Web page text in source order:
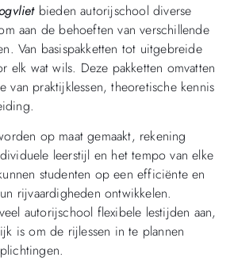
bieden autorijschool diverse
aan de behoeften van verschillende
Van basispakketten tot uitgebreide
elk wat wils. Deze pakketten omvatten
van praktijklessen, theoretische kennis
op maat gemaakt, rekening
leerstijl en het tempo van elke
studenten op een efficiënte en
rijvaardigheden ontwikkelen.
autorijschool flexibele lestijden aan,
is om de rijlessen in te plannen